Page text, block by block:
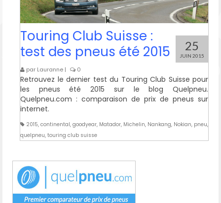
25
JUIN 2015
Touring Club Suisse :
test des pneus été 2015
par Lauranne | 0
Retrouvez le dernier test du Touring Club Suisse pour
les pneus été 2015 sur le blog Quelpneu.
Quelpneu.com : comparaison de prix de pneus sur
internet.
2015, continental, goodyear, Matador, Michelin, Nankang, Nokian, pneu,
quelpneu, touring club suisse